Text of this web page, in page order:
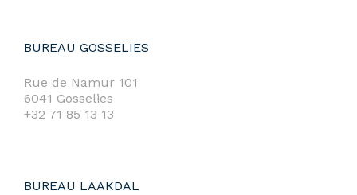
BUREAU GOSSELIES
Rue de Namur 101
6041 Gosselies
+32 71 85 13 13
BUREAU LAAKDAL